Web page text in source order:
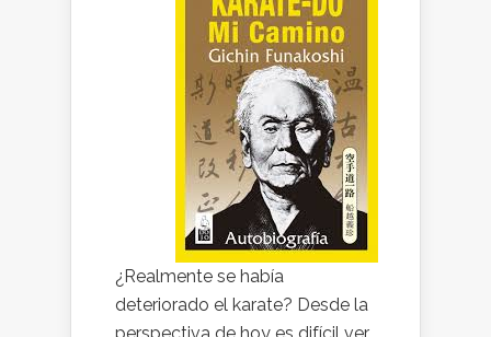
¿Realmente se había
deteriorado el karate? Desde la